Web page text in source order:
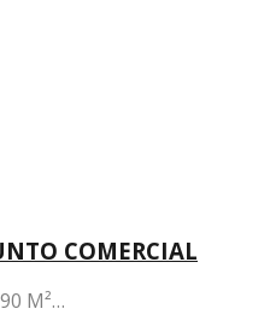
COMERCIAL
M²…